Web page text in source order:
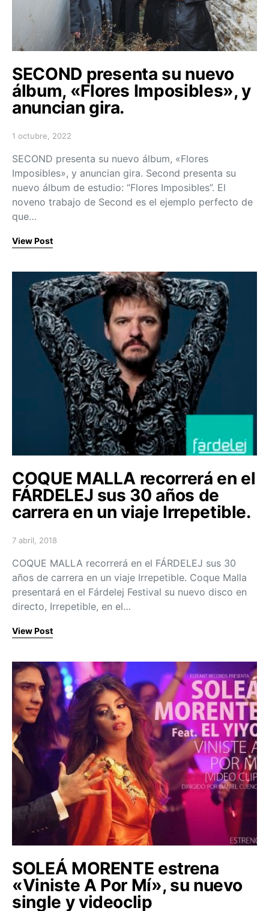
SECOND presenta su nuevo
álbum, «Flores Imposibles», y
anuncian gira.
Posted on
1 octubre, 2022
SECOND presenta su nuevo álbum, «Flores
Imposibles», y anuncian gira. Second presenta su
nuevo álbum de estudio: “Flores Imposibles”. El
noveno trabajo de Second es el ejemplo perfecto de
que…
View Post
COQUE MALLA recorrerá en el
FÁRDELEJ sus 30 años de
carrera en un viaje Irrepetible.
Posted on
7 abril, 2018
COQUE MALLA recorrerá en el FÁRDELEJ sus 30
años de carrera en un viaje Irrepetible. Coque Malla
presentará en el Fárdelej Festival su nuevo disco en
directo, Irrepetible, en el…
View Post
SOLEÁ MORENTE estrena
«Viniste A Por Mí», su nuevo
single y videoclip